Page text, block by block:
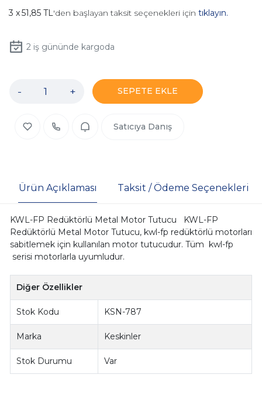
51,85 TL'den başlayan taksit seçenekleri için tıklayın.
2iş gününde kargoda
- + SEPETE EKLE
Satıcıya Danış
Ürün Açıklaması Taksit / Ödeme Seçenekleri
KWL-FP Redüktörlü Metal Motor Tutucu KWL-FP
Redüktörlü Metal Motor Tutucu, kwl-fp redüktörlü motorları
sabitlemek için kullanılan motor tutucudur. Tüm kwl-fp
serisi motorlarla uyumludur.
Diğer Özellikler
Stok Kodu KSN-787
Marka Keskinler
Stok Durumu Var